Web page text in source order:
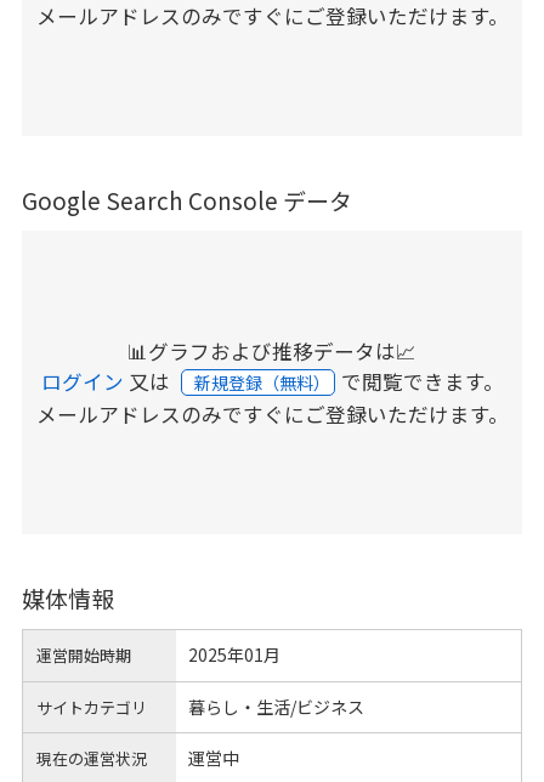
メールアドレスのみですぐにご登録いただけます。
Google Search Console データ
📊グラフおよび推移データは📈
ログイン 又は 新規登録（無料） で閲覧できます。
メールアドレスのみですぐにご登録いただけます。
媒体情報
運営開始時期 2025年01月
サイトカテゴリ 暮らし・生活/ビジネス
現在の運営状況 運営中